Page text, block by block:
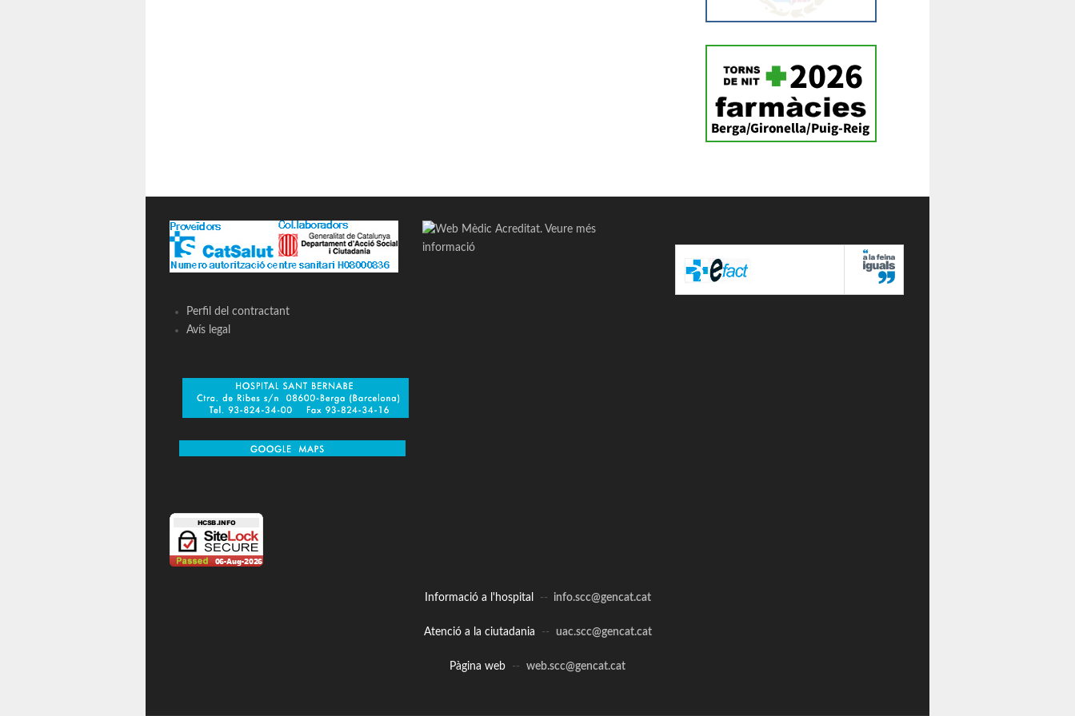
Perfil del contractant
Avís legal
Informació a l'hospital -- info.scc@gencat.cat
Atenció a la ciutadania -- uac.scc@gencat.cat
Pàgina web -- web.scc@gencat.cat